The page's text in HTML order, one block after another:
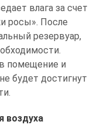
влага за счет
росы». После
резервуар,
помещение и
будет достигнут
воздуха